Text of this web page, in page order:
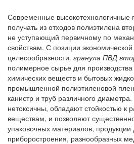
Современные высокотехнологичные
получать из отходов полиэтилена
не уступающий первичному по
свойствам. С позиции экономической
целесообразности, гранула ПВД
полимерное сырье для
химических веществ и бытовых
промышленной полиэтиленовой
канистр и труб различного
нетоксичны, обладают стойкостью к
веществам, и позволяют
упаковочных материалов,
приборостроения, разнообразных